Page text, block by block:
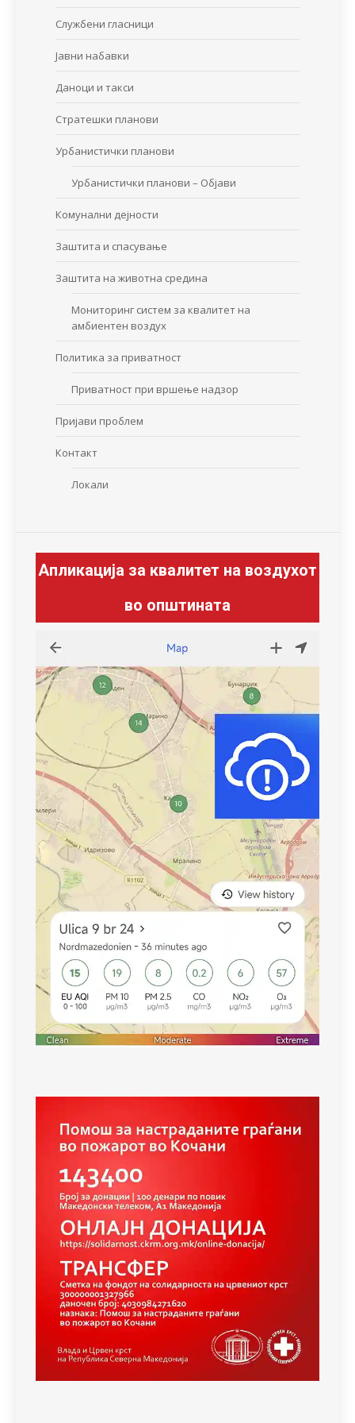
Службени гласници
Јавни набавки
Даноци и такси
Стратешки планови
Урбанистички планови
Урбанистички планови – Објави
Комунални дејности
Заштита и спасување
Заштита на животна средина
Мониторинг систем за квалитет на
амбиентен воздух
Политика за приватност
Приватност при вршење надзор
Пријави проблем
Контакт
Локали
Апликација за квалитет на воздухот
во општината